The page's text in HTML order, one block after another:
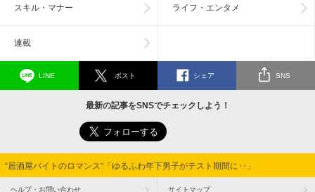
スキル・マナー ライフ・エンタメ
連載
LINE ポスト シェア SNS
最新の記事をSNSでチェックしよう！
居酒屋バイトのロマンス“「ゆるふわ年下男子がテスト期間に‥」
ヘルプ・お問い合わせ サイトマップ